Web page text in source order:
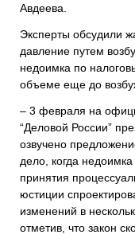
Авдеева.
Эксперты обсудили
давление путем
недоимка по
объеме еще до
– 3 февраля на
“Деловой России”
озвучено
дело, когда
принятия
юстиции
изменений в
отметив, что закон